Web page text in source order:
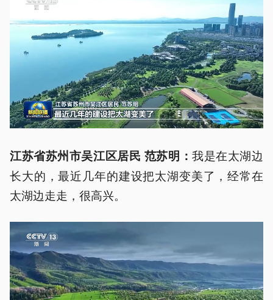
江苏省苏州市吴江区居民 范苏明：我是在太湖边
长大的，最近几年的建设把太湖变美了，经常在
太湖边走走，很高兴。